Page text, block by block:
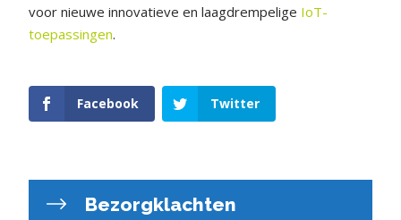
voor nieuwe innovatieve en laagdrempelige IoT-
toepassingen.
Facebook Twitter
Bezorgklachten